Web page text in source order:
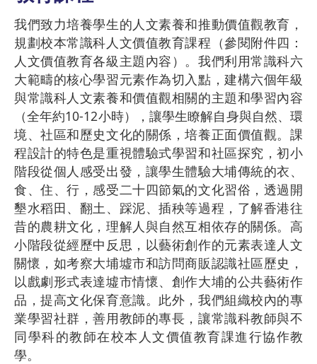
我們致力培養學生的人文素養和推動價值觀教育，
規劃校本常識科人文價值教育課程（參閱附件四：
人文價值教育各級主題內容）。我們利用常識科六
大範疇的核心學習元素作為切入點，建構六個年級
與常識科人文素養和價值觀相關的主題和學習內容
（全年約10-12小時），讓學生瞭解自身與自然、環
境、社區和歷史文化的關係，培養正面價值觀。課
程設計的特色是重視體驗式學習和社區探究，初小
階段從個人感受出發，讓學生體驗大埔傳統的衣、
食、住、行，感受二十四節氣的文化習俗，透過開
墾水稻田、翻土、踩泥、插秧等過程，了解香港往
昔的農耕文化，理解人與自然互相依存的關係。高
小階段從經歷中反思，以藝術創作的元素表達人文
關懷，如考察大埔墟市和訪問商販認識社區歷史，
以戲劇形式表達墟市情懷、創作大埔的公共藝術作
品，提高文化保育意識。此外，我們組織校內的專
業學習社群，善用教師的專長，讓常識科教師與不
同學科的教師在校本人文價值教育課進行協作教
學。